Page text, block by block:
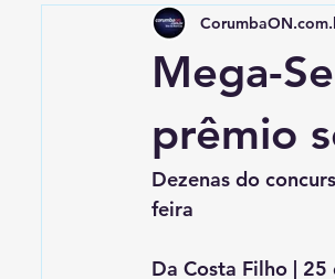
Geral Trânsito
Mega-
prêmio
Dezenas do
feira
Da Costa Filho |